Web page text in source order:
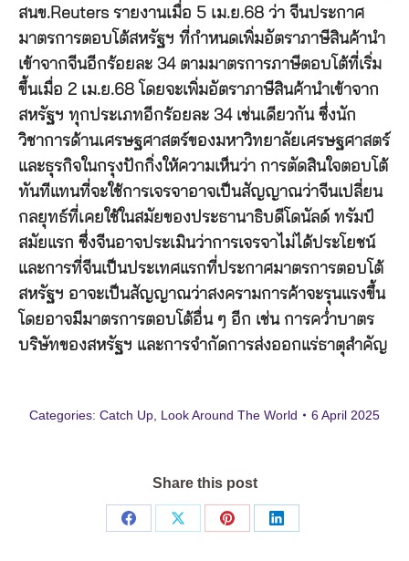
สนข.Reuters รายงานเมื่อ 5 เม.ย.68 ว่า จีนประกาศ
มาตรการตอบโต้สหรัฐฯ ที่กำหนดเพิ่มอัตราภาษีสินค้านำ
เข้าจากจีนอีกร้อยละ 34 ตามมาตรการภาษีตอบโต้ที่เริ่ม
ขึ้นเมื่อ 2 เม.ย.68 โดยจะเพิ่มอัตราภาษีสินค้านำเข้าจาก
สหรัฐฯ ทุกประเภทอีกร้อยละ 34 เช่นเดียวกัน ซึ่งนัก
วิชาการด้านเศรษฐศาสตร์ของมหาวิทยาลัยเศรษฐศาสตร์
และธุรกิจในกรุงปักกิ่งให้ความเห็นว่า การตัดสินใจตอบโต้
ทันทีแทนที่จะใช้การเจรจาอาจเป็นสัญญาณว่าจีนเปลี่ยน
กลยุทธ์ที่เคยใช้ในสมัยของประธานาธิบดีโดนัลด์ ทรัมป์
สมัยแรก ซึ่งจีนอาจประเมินว่าการเจรจาไม่ได้ประโยชน์
และการที่จีนเป็นประเทศแรกที่ประกาศมาตรการตอบโต้
สหรัฐฯ อาจะเป็นสัญญาณว่าสงครามการค้าจะรุนแรงขึ้น
โดยอาจมีมาตรการตอบโต้อื่น ๆ อีก เช่น การคว่ำบาตร
บริษัทของสหรัฐฯ และการจำกัดการส่งออกแร่ธาตุสำคัญ
Categories: Catch Up Look Around The World 6 April 2025
Share this post
Share
Share
Share
Share